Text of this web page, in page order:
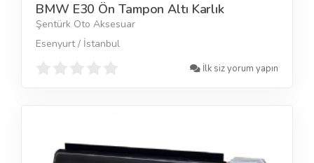
BMW E30 Ön Tampon Altı Karlık
Şentürk Oto Aksesuar
Esenyurt / İstanbul
İlk siz yorum yapın